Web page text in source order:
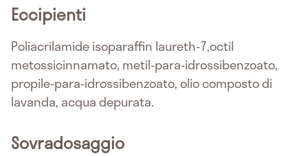
Eccipienti
Poliacrilamide isoparaffin laureth-7,octil
metossicinnamato, metil-para-idrossibenzoato,
propile-para-idrossibenzoato, olio composto di
lavanda, acqua depurata.
Sovradosaggio